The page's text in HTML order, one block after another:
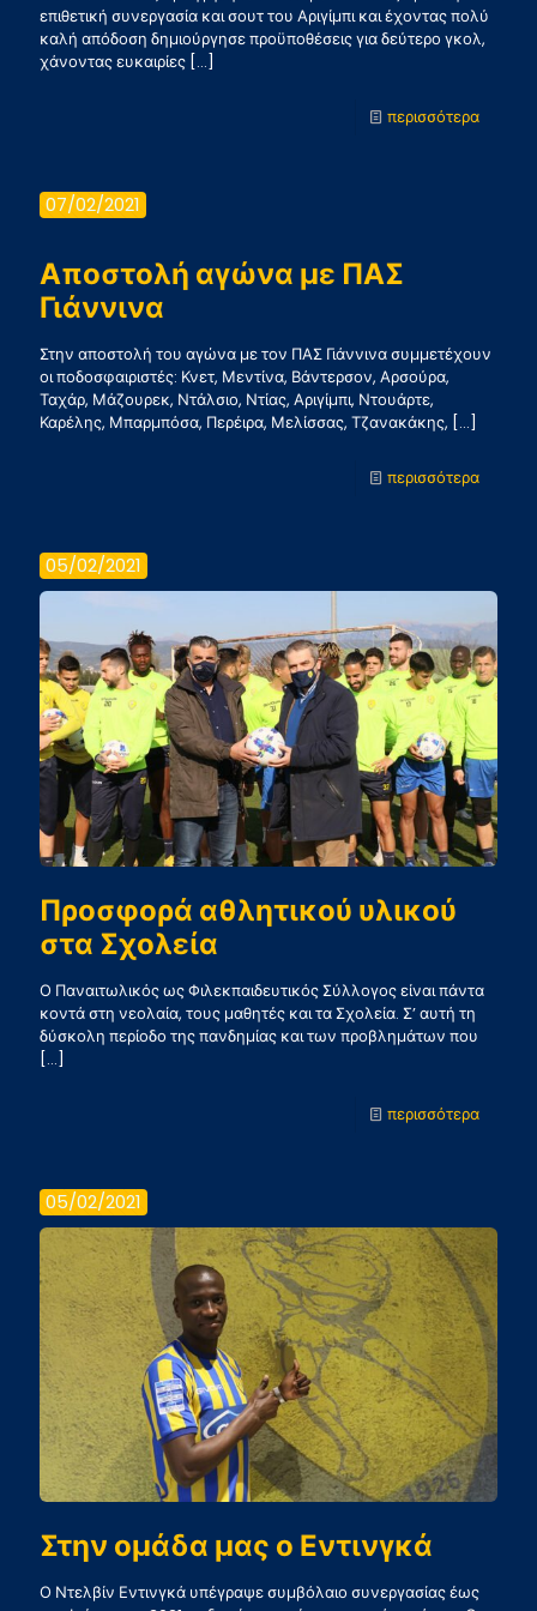
επιθετική συνεργασία και σουτ του Αριγίμπι και έχοντας πολύ
καλή απόδοση δημιούργησε προϋποθέσεις για δεύτερο γκολ,
χάνοντας ευκαιρίες […]
περισσότερα-
2-
07/02/2021
Αποστολή αγώνα με ΠΑΣ
Γιάννινα
Στην αποστολή του αγώνα με τον ΠΑΣ Γιάννινα συμμετέχουν
οι ποδοσφαιριστές: Κνετ, Μεντίνα, Βάντερσον, Αρσούρα,
Ταχάρ, Μάζουρεκ, Ντάλσιο, Ντίας, Αριγίμπι, Ντουάρτε,
Καρέλης, Μπαρμπόσα, Περέιρα, Μελίσσας, Τζανακάκης, […]
περισσότερα-
ΠΑΣ
05/02/2021
Προσφορά αθλητικού υλικού
στα Σχολεία
Ο Παναιτωλικός ως Φιλεκπαιδευτικός Σύλλογος είναι πάντα
κοντά στη νεολαία, τους μαθητές και τα Σχολεία. Σ’ αυτή τη
δύσκολη περίοδο της πανδημίας και των προβλημάτων που
[…]
περισσότερα-
στα
05/02/2021
Στην ομάδα μας ο Εντινγκά
Ο Ντελβίν Εντινγκά υπέγραψε συμβόλαιο συνεργασίας έως